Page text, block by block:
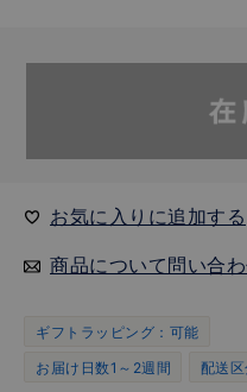
お気に入りに追加する
商品について問い合
ギフトラッピング：可能
お届け日数1～2週間
配送